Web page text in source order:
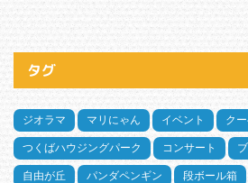
タグ
ジオラマ マリにゃん イベント ク
つくばハウジングパーク コンサート
自由が丘 パンダペンギン 段ボール箱